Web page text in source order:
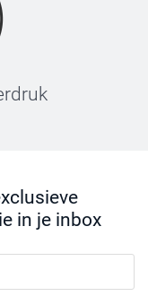
in je inbox